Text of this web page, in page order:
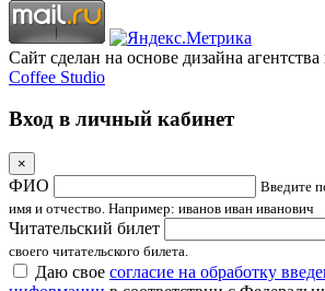
Сайт сделан на основе дизайна
Coffee Studio
Вход в личный кабинет
×
ФИО
Введите
имя и отчество. Например: иванов иван иванович
Читательский билет
своего читательского билета.
Даю свое согласие на обработку